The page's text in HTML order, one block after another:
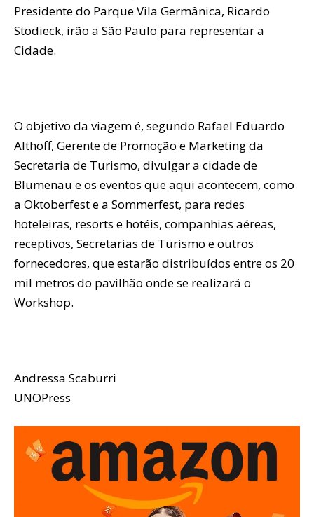
Presidente do Parque Vila Germânica, Ricardo
Stodieck, irão a São Paulo para representar a
Cidade.
O objetivo da viagem é, segundo Rafael Eduardo
Althoff, Gerente de Promoção e Marketing da
Secretaria de Turismo, divulgar a cidade de
Blumenau e os eventos que aqui acontecem, como
a Oktoberfest e a Sommerfest, para redes
hoteleiras, resorts e hotéis, companhias aéreas,
receptivos, Secretarias de Turismo e outros
fornecedores, que estarão distribuídos entre os 20
mil metros do pavilhão onde se realizará o
Workshop.
Andressa Scaburri
UNOPress